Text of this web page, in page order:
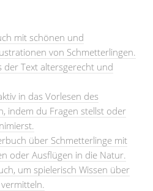
mit schönen und
von Schmetterlingen.
der Text altersgerecht und
in das Vorlesen des
indem du Fragen stellst oder
über Schmetterlinge mit
oder Ausflügen in die Natur.
um spielerisch Wissen über